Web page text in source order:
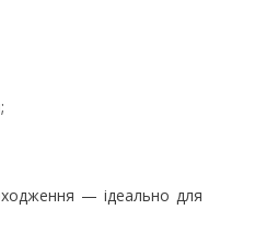
— ідеально для